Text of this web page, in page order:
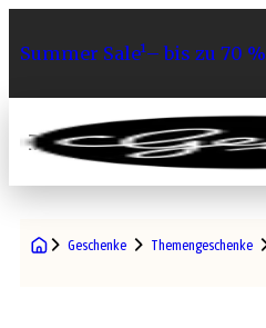
Summer Sale¹– bis zu 70 %
Geschenke Themengeschenke